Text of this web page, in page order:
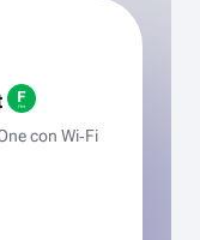
con Wi‑Fi